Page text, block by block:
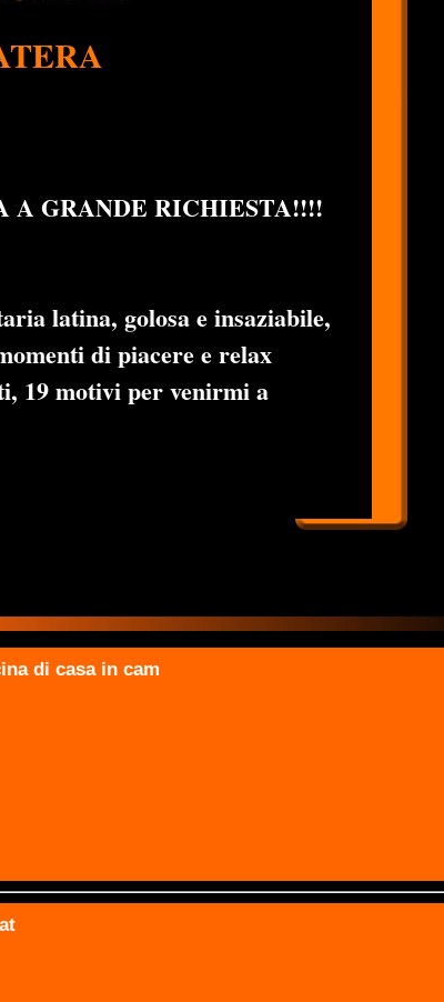
A GRANDE RICHIESTA!!!!
latina, golosa e insaziabile,
di piacere e relax
19 motivi per venirmi a
di casa in cam